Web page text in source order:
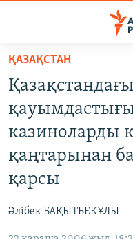
Skip
main
content
to
main
Navigation
to
САЯСАТ
AZATTYQTV
АДАМ ҚҰҚЫҚТАРЫ
ҚАЗАҚСТАН
казиноларды
қаңтарынан
қарсы
Әлібек БАҚЫТБЕКҰЛЫ